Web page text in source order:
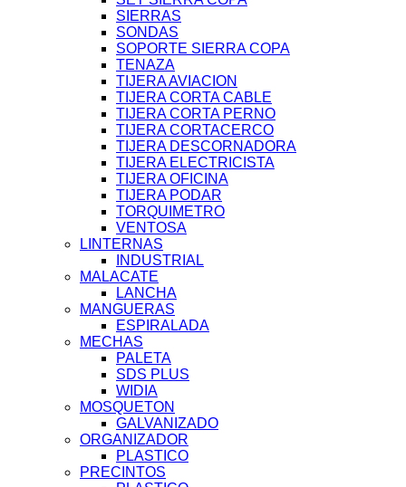
SIERRAS
SONDAS
SOPORTE SIERRA COPA
TENAZA
TIJERA AVIACION
TIJERA CORTA CABLE
TIJERA CORTA PERNO
TIJERA CORTACERCO
TIJERA DESCORNADORA
TIJERA ELECTRICISTA
TIJERA OFICINA
TIJERA PODAR
TORQUIMETRO
VENTOSA
LINTERNAS
INDUSTRIAL
MALACATE
LANCHA
MANGUERAS
ESPIRALADA
MECHAS
PALETA
SDS PLUS
WIDIA
MOSQUETON
GALVANIZADO
ORGANIZADOR
PLASTICO
PRECINTOS